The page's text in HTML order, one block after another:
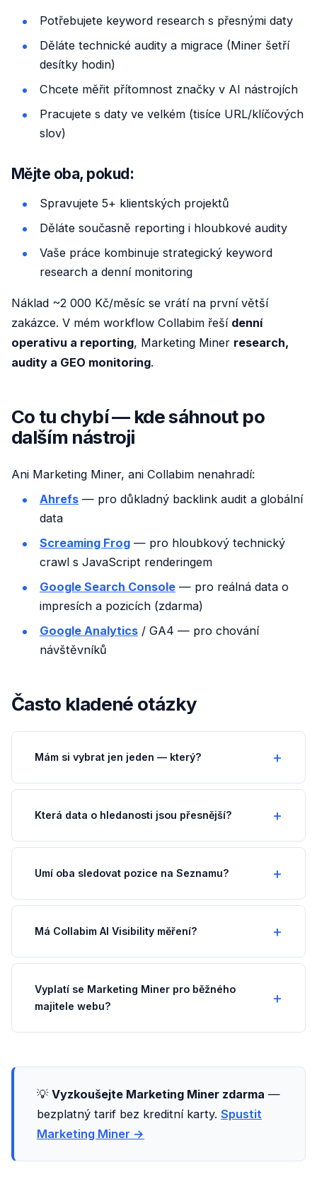
Potřebujete keyword research s přesnými daty
Děláte technické audity a migrace (Miner šetří
desítky hodin)
Chcete měřit přítomnost značky v AI nástrojích
Pracujete s daty ve velkém (tisíce URL/klíčových
slov)
Mějte oba, pokud:
Spravujete 5+ klientských projektů
Děláte současně reporting i hloubkové audity
Vaše práce kombinuje strategický keyword
research a denní monitoring
Náklad ~2 000 Kč/měsíc se vrátí na první větší
zakázce. V mém workflow Collabim řeší denní
operativu a reporting, Marketing Miner research,
audity a GEO monitoring.
Co tu chybí — kde sáhnout po
dalším nástroji
Ani Marketing Miner, ani Collabim nenahradí:
Ahrefs — pro důkladný backlink audit a globální
data
Screaming Frog — pro hloubkový technický
crawl s JavaScript renderingem
Google Search Console — pro reálná data o
impresích a pozicích (zdarma)
Google Analytics / GA4 — pro chování
návštěvníků
Často kladené otázky
Mám si vybrat jen jeden — který?
Která data o hledanosti jsou přesnější?
Umí oba sledovat pozice na Seznamu?
Má Collabim AI Visibility měření?
Vyplatí se Marketing Miner pro běžného
majitele webu?
💡 Vyzkoušejte Marketing Miner zdarma —
bezplatný tarif bez kreditní karty. Spustit
Marketing Miner →